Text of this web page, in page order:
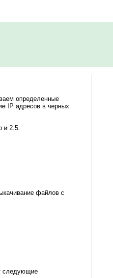
определенные
IP адресов в черных
и 2.5.
файлов с
следующие